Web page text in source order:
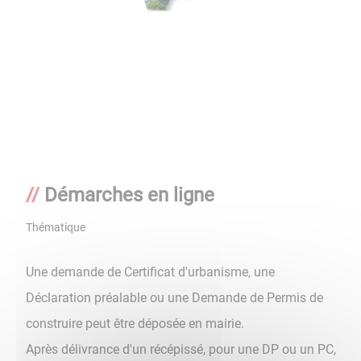
Démarches en ligne
Thématique
Une demande de Certificat d'urbanisme, une
Déclaration préalable ou une Demande de Permis de
construire peut être déposée en mairie.
Après délivrance d'un récépissé, pour une DP ou un PC,